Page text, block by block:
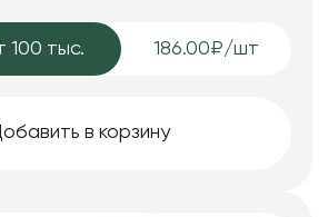
100 тыс. 186.00₽/шт
в корзину